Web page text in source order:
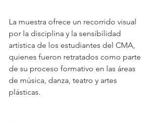
La muestra ofrece un recorrido visual
por la disciplina y la sensibilidad
artística de los estudiantes del CMA,
quienes fueron retratados como parte
de su proceso formativo en las áreas
de música, danza, teatro y artes
plásticas.